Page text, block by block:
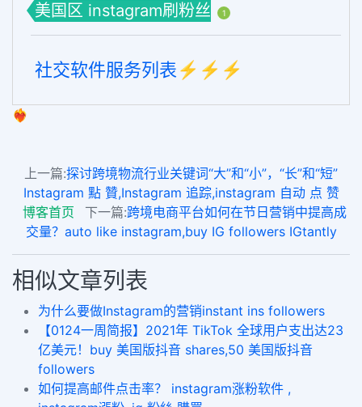
美国区 instagram刷粉丝 1
社交软件服务列表⚡️⚡️⚡️
❤️‍🔥
上一篇:探讨跨境物流行业关键词“大”和“小”，“长”和“短”
Instagram 點 贊,Instagram 追踪,instagram 自动 点 赞
博客首页
下一篇:跨境电商平台如何在节日营销中提高成
交量？auto like instagram,buy IG followers IGtantly
相似文章列表
为什么要做Instagram的营销instant ins followers
【0124一周简报】2021年 TikTok 全球用户支出达23
亿美元！buy 美国版抖音 shares,50 美国版抖音
followers
如何提高邮件点击率？ instagram涨粉软件 ,